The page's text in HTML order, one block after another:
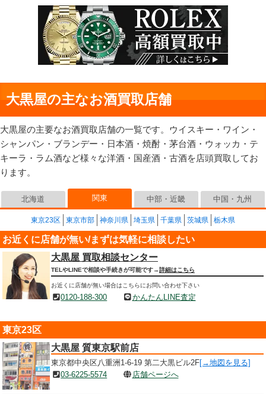
大黒屋の主なお酒買取店舗
大黒屋の主要なお酒買取店舗の一覧です。ウイスキー・ワイン・
シャンパン・ブランデー・日本酒・焼酎・茅台酒・ウォッカ・テ
キーラ・ラム酒など様々な洋酒・国産酒・古酒を店頭買取してお
ります。
北海道 関東 中部・近畿 中国・九州
東京23区 東京市部 神奈川県 埼玉県 千葉県 茨城県 栃木県
お近くに店舗が無い/まずは気軽に相談したい
大黒屋 買取相談センター
TELやLINEで相談や手続きが可能です→詳細はこちら
お近くに店舗が無い場合はこちらにお問い合わせ下さい
0120-188-300 かんたんLINE査定
東京23区
大黒屋 質東京駅前店
東京都中央区八重洲1-6-19 第二大黒ビル2F[→地図を見る]
03-6225-5574
店舗ページへ